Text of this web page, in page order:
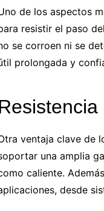
de los aspectos
resistir el paso
se corroen ni se
prolongada y
ventaja clave de
una amplia
caliente.
desde